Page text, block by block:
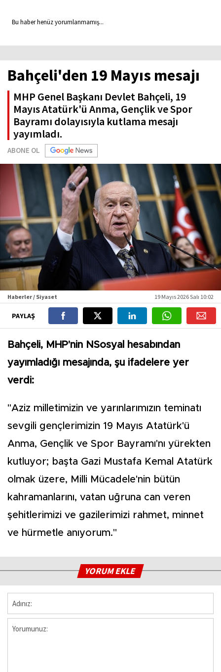
Bu haber henüz yorumlanmamış...
Bahçeli'den 19 Mayıs mesajı
MHP Genel Başkanı Devlet Bahçeli, 19
Mayıs Atatürk'ü Anma, Gençlik ve Spor
Bayramı dolayısıyla kutlama mesajı
yayımladı.
ABONE OL
Haberler / Siyaset 19 Mayıs 2026 Salı 10:02
PAYLAŞ
Bahçeli, MHP'nin NSosyal hesabından
yayımladığı mesajında, şu ifadelere yer
verdi:
"Aziz milletimizin ve yarınlarımızın teminatı
sevgili gençlerimizin 19 Mayıs Atatürk'ü
Anma, Gençlik ve Spor Bayramı'nı yürekten
kutluyor; başta Gazi Mustafa Kemal Atatürk
olmak üzere, Milli Mücadele'nin bütün
kahramanlarını, vatan uğruna can veren
şehitlerimizi ve gazilerimizi rahmet, minnet
ve hürmetle anıyorum."
YORUM EKLE